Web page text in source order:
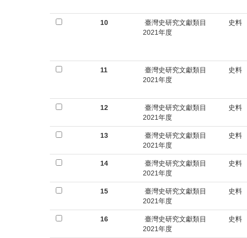
10
臺灣史研究文獻類目
2021年度
史料
11
臺灣史研究文獻類目
2021年度
史料
12
臺灣史研究文獻類目
2021年度
史料
13
臺灣史研究文獻類目
2021年度
史料
14
臺灣史研究文獻類目
2021年度
史料
15
臺灣史研究文獻類目
2021年度
史料
16
臺灣史研究文獻類目
2021年度
史料